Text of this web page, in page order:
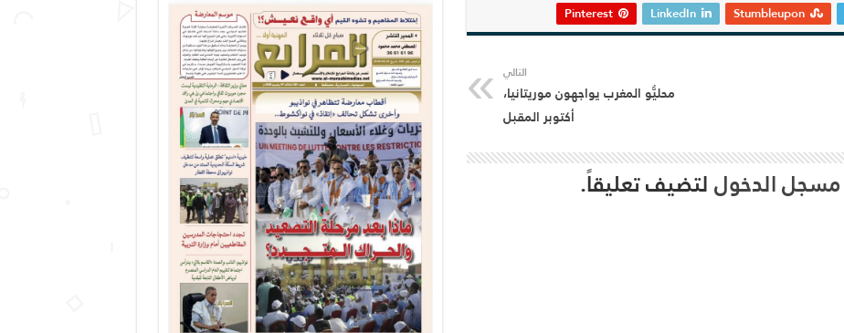
Stumbleupon
LinkedIn
Pinterest
التالي
محليُّو المغرب يواجهون موريتانيا،
أكتوبر المقبل
مسجل الدخوللتضيف تعليقاً.